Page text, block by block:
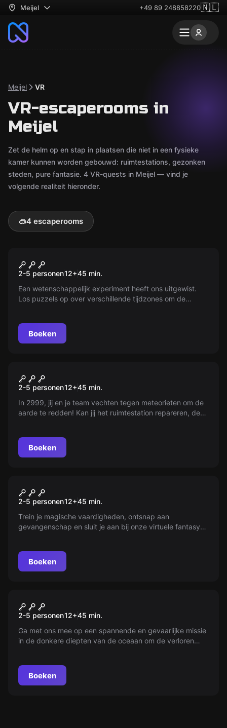
Meijel +49 89 248858220🇳🇱
Meijel VR
VR-escaperooms in
Meijel
Zet de helm op en stap in plaatsen die niet in een fysieke
kamer kunnen worden gebouwd: ruimtestations, gezonken
steden, pure fantasie. 4 VR-quests in Meijel — vind je
volgende realiteit hieronder.
🥽4 escaperooms
Time Travel Paradox VR
2-5 personen12+45 min.
Een wetenschappelijk experiment heeft ons uitgewist.
Los puzzels op over verschillende tijdzones om de
Boeken
Space Station Tiberia VR
2-5 personen12+45 min.
In 2999, jij en je team vechten tegen meteorieten om de
aarde te redden! Kan jij het ruimtestation repareren, de
Boeken
Dragon Tower VR
2-5 personen12+45 min.
Trein je magische vaardigheden, ontsnap aan
gevangenschap en sluit je aan bij onze virtuele fantasy
Boeken
Depths of Osiris VR
2-5 personen12+45 min.
Ga met ons mee op een spannende en gevaarlijke missie
in de donkere diepten van de oceaan om de verloren
Boeken